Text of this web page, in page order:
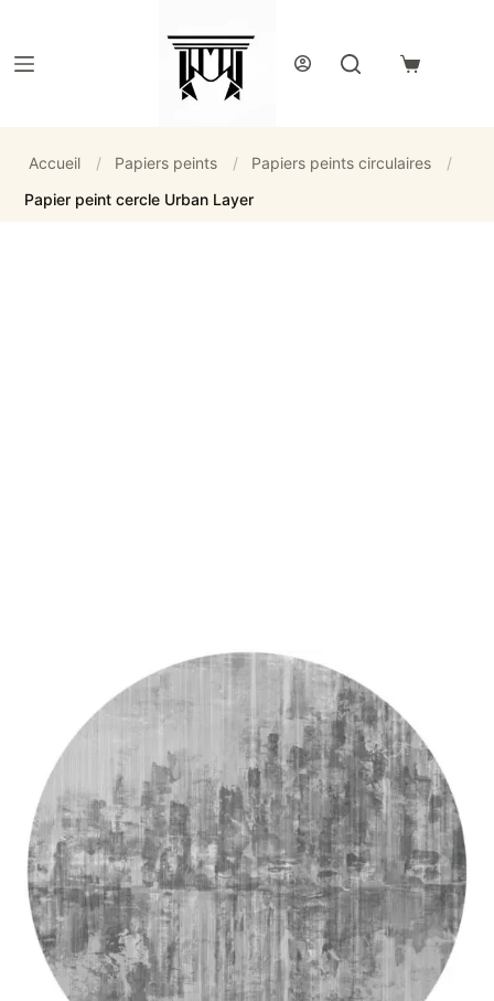
Panier
Accueil / Papiers peints / Papiers peints circulaires
/
Papier peint cercle Urban Layer